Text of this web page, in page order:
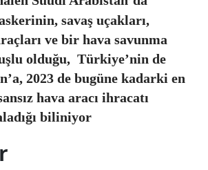
savaş uçakları,
ve bir hava savunma
olduğu, Türkiye’nin de
2023 de bugüne kadarki en
hava aracı ihracatı
biliniyor